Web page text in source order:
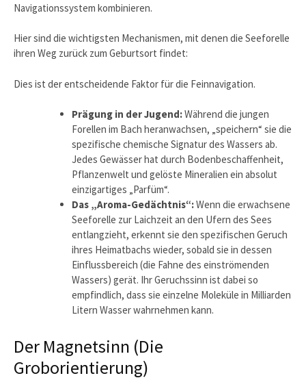
Navigationssystem kombinieren.
Hier sind die wichtigsten Mechanismen, mit denen die Seeforelle
ihren Weg zurück zum Geburtsort findet:
Dies ist der entscheidende Faktor für die Feinnavigation.
Prägung in der Jugend:Während die jungen
Forellen im Bach heranwachsen, „speichern“ sie die
spezifische chemische Signatur des Wassers ab.
Jedes Gewässer hat durch Bodenbeschaffenheit,
Pflanzenwelt und gelöste Mineralien ein absolut
einzigartiges „Parfüm“.
Das „Aroma-Gedächtnis“:Wenn die erwachsene
Seeforelle zur Laichzeit an den Ufern des Sees
entlangzieht, erkennt sie den spezifischen Geruch
ihres Heimatbachs wieder, sobald sie in dessen
Einflussbereich (die Fahne des einströmenden
Wassers) gerät. Ihr Geruchssinn ist dabei so
empfindlich, dass sie einzelne Moleküle in Milliarden
Litern Wasser wahrnehmen kann.
Der Magnetsinn (Die
Groborientierung)